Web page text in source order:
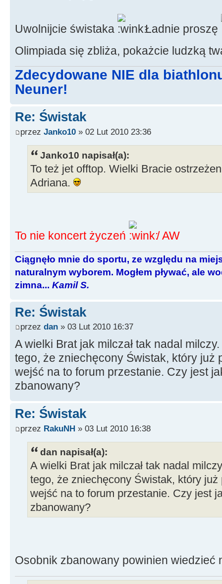
Uwolnijcie świstaka
Ładnie proszę
Olimpiada się zbliża, pokażcie ludzką
Zdecydowane NIE dla
Neuner!
Re: Świstak
przez Janko10 » 02 Lut 2010 23:36
Janko10 napisał(a):
To też jet offtop. Wielki Bracie
Adriana.
To nie koncert życzeń / AW
Ciągnęło mnie do sportu, ze względu na
naturalnym wyborem. Mogłem pływać, ale
zimna... Kamil S.
Re: Świstak
przez dan » 03 Lut 2010 16:37
A wielki Brat jak milczał tak nadal
tego, że zniechęcony Świstak, który już
wejść na to forum przestanie. Czy jest
zbanowany?
Re: Świstak
przez RakuNH » 03 Lut 2010 16:38
dan napisał(a):
A wielki Brat jak milczał tak nadal
tego, że zniechęcony Świstak, który już
wejść na to forum przestanie. Czy jest
zbanowany?
Osobnik zbanowany powinien